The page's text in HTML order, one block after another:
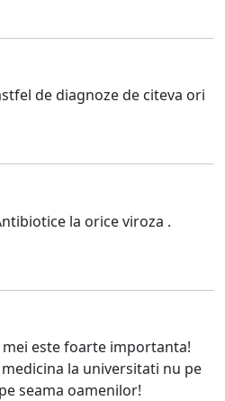
de diagnoze de citeva ori
la orice viroza .
este foarte importanta!
la universitati nu pe
seama oamenilor!